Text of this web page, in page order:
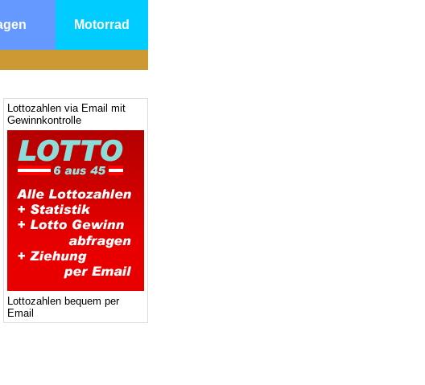
Motorrad
Lottozahlen via Email mit
Gewinnkontrolle
Lottozahlen bequem per
Email